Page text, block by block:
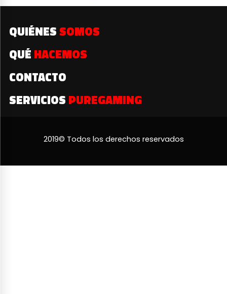
QUIÉNES SOMOS
QUÉ HACEMOS
CONTACTO
SERVICIOS PUREGAMING
2019© Todos los derechos reservados